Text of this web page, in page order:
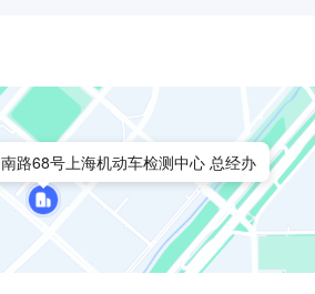
路68号上海机动车检测中心 总经办